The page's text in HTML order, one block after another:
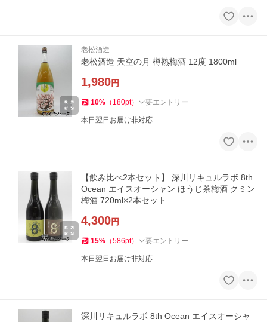
老松酒造
老松酒造 天空の月 樽熟梅酒 12度 1800ml
1,980円
10% （ 180pt） 要エントリー
本日翌日お届け非対応
【飲み比べ2本セット】 深川リキュルラボ 8th
Ocean エイスオーシャン ほうじ茶梅酒 クミン
梅酒 720ml×2本セット
4,300円
15% （586pt） 要エントリー
本日翌日お届け非対応
深川リキュルラボ 8th Ocean エイスオーシャ